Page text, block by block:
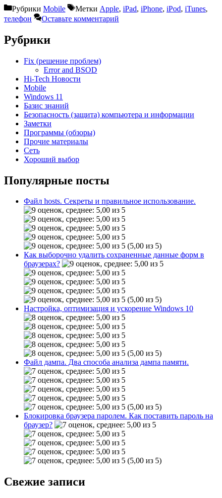
Рубрики Mobile Метки Apple, iPad, iPhone, iPod, iTunes,
телефон
Оставьте комментарий
Рубрики
Fix (решение проблем)
Error and BSOD
Hi-Tech Новости
Mobile
Windows 11
Базис знаний
Безопасность (защита) компьютера и информации
Заметки
Программы (обзоры)
Прочие материалы
Сеть
Хороший выбор
Популярные посты
Файл hosts. Секреты и правильное использование.
(5,00 из 5)
Как выборочно удалить сохраненные данные форм в
браузерах?
(5,00 из 5)
Настройка, оптимизация и ускорение Windows 10
(5,00 из 5)
Файл дампа. Два способа анализа дампа памяти.
(5,00 из 5)
Блокировка браузера паролем. Как поставить пароль на
браузер?
(5,00 из 5)
Свежие записи